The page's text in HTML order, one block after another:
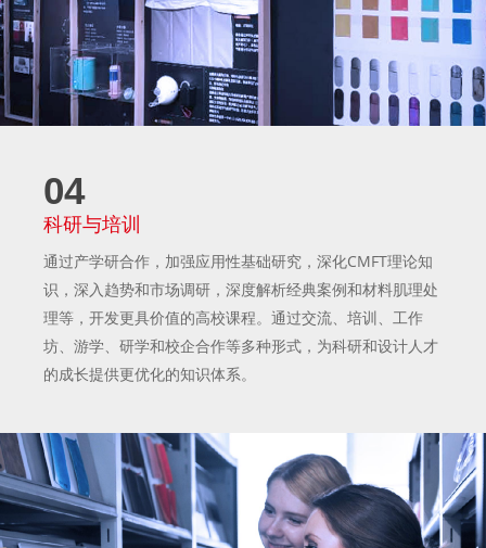
04
科研与培训
通过产学研合作，加强应用性基础研究，深化CMFT理论知
识，深入趋势和市场调研，深度解析经典案例和材料肌理处
理等，开发更具价值的高校课程。通过交流、培训、工作
坊、游学、研学和校企合作等多种形式，为科研和设计人才
的成长提供更优化的知识体系。